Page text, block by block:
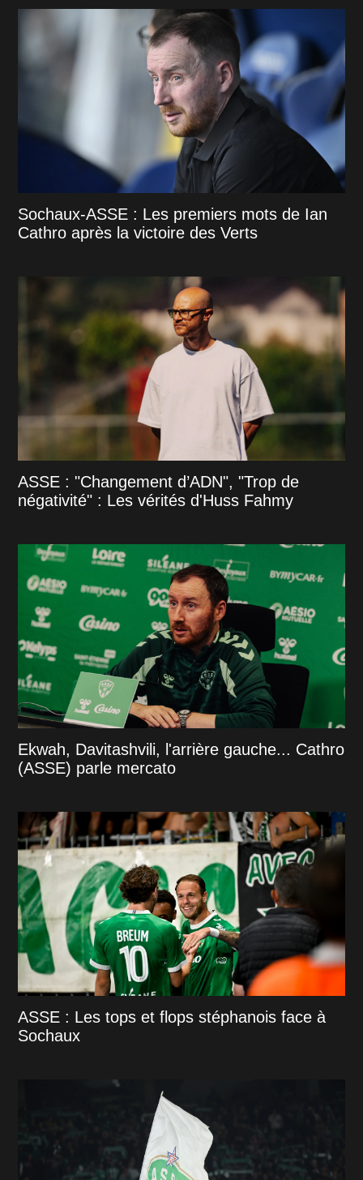
Sochaux-ASSE : Les premiers mots de Ian
Cathro après la victoire des Verts
ASSE : "Changement d’ADN", "Trop de
négativité" : Les vérités d'Huss Fahmy
Ekwah, Davitashvili, l'arrière gauche... Cathro
(ASSE) parle mercato
ASSE : Les tops et flops stéphanois face à
Sochaux